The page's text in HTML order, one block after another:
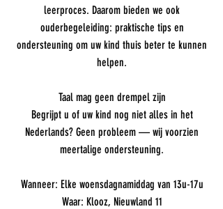
leerproces. Daarom bieden we ook
ouderbegeleiding: praktische tips en
ondersteuning om uw kind thuis beter te kunnen
helpen.​
Taal mag geen drempel zijn
Begrijpt u of uw kind nog niet alles in het
Nederlands? Geen probleem — wij voorzien
meertalige ondersteuning.​
Wanneer: Elke woensdagnamiddag van 13u-17u
Waar: Klooz, Nieuwland 11